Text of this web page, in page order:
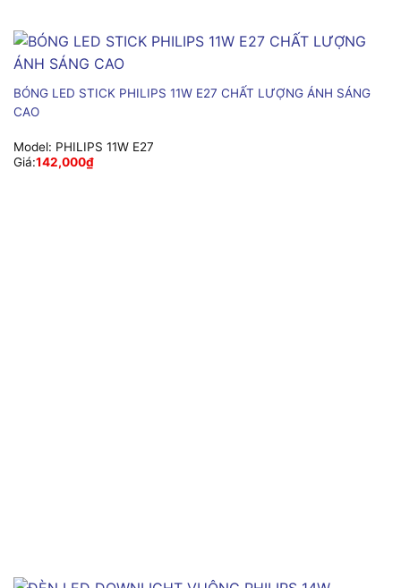
BÓNG LED STICK PHILIPS 11W E27 CHẤT LƯỢNG ÁNH SÁNG
CAO
Model: PHILIPS 11W E27
Giá:142,000₫